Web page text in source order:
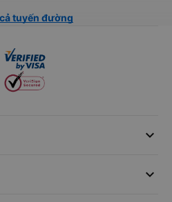
tuyến đường
keyboard_arrow_down
keyboard_arrow_down